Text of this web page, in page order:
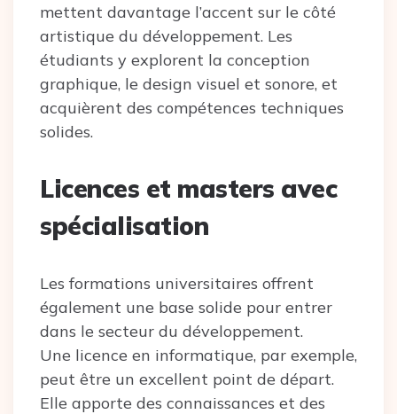
mettent davantage l’accent sur le côté
artistique du développement. Les
étudiants y explorent la conception
graphique, le design visuel et sonore, et
acquièrent des compétences techniques
solides.
Licences et masters avec
spécialisation
Les formations universitaires offrent
également une base solide pour entrer
dans le secteur du développement.
Une licence en informatique, par exemple,
peut être un excellent point de départ.
Elle apporte des connaissances et des